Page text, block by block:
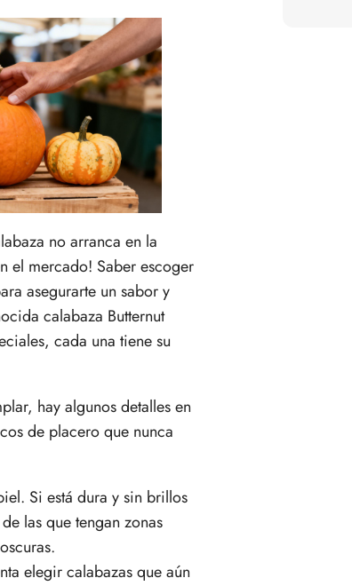
no arranca en la
el mercado! Saber escoger
asegurarte un sabor y
calabaza Butternut
cada una tiene su
hay algunos detalles en
de placero que nunca
Si está dura y sin brillos
las que tengan zonas
elegir calabazas que aún